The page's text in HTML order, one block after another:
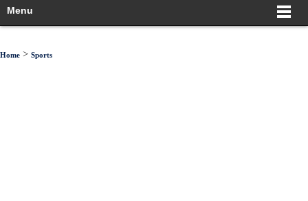
Menu
Home > Sports